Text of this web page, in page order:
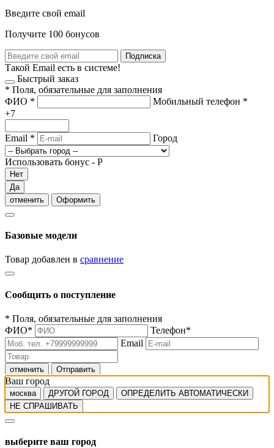
Введите свой email
Получите 100 бонусов
Подписка
Такой Email есть в системе!
Быстрый заказ
* Поля, обязательные для заполнения
ФИО * Мобильный телефон *
+7
Email * Город
Использовать бонус - Р
Нет
Да
отменить
Оформить
Базовые модели
Товар добавлен в сравнение
Сообщить о поступление
* Поля, обязательные для заполнения
ФИО* Телефон*
Email
отменить Отправить
Ваш город
москва ДРУГОЙ ГОРОД
ОПРЕДЕЛИТЬ АВТОМАТИЧЕСКИ
НЕ СПРАШИВАТЬ
выберите ваш город